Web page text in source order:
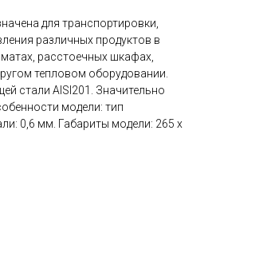
для транспортировки,
различных продуктов в
расстоечных шкафах,
тепловом оборудовании.
стали AISI201. Значительно
модели: тип
0,6 мм. Габариты модели: 265 х